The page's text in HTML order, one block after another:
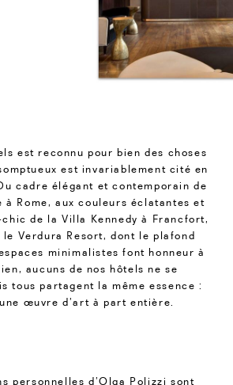
est reconnu pour bien des choses
est invariablement cité en
cadre élégant et contemporain de
à Rome, aux couleurs éclatantes et
de la Villa Kennedy à Francfort,
le Verdura Resort, dont le plafond
minimalistes font honneur à
aucuns de nos hôtels ne se
tous partagent la même essence :
œuvre d’art à part entière.
personnelles d’Olga Polizzi sont